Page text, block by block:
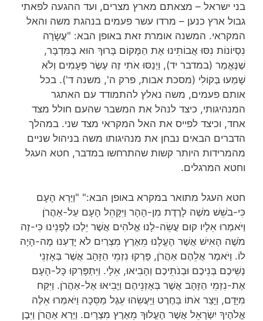
בני ישראל – מצאתם מארץ מצרים, ועד ההגעה לפאתי
גבול ארץ כנען – מרדו עשר פעמים בנהגת משה והאל
המקראי. המשנה אומרת זאת באופן הבא: "עֲשָׂרָה
נִסְיוֹנוֹת נִסּוּ אֲבוֹתֵינוּ אֶת הַמָּקוֹם בָּרוּךְ הוּא בַמִּדְבָּר,
שֶׁנֶּאֱמַר (במדבר יד), וַיְנַסּוּ אֹתִי זֶה עֶשֶׂר פְּעָמִים וְלֹא
שָׁמְעוּ בְּקוֹלִי (מסכת אבות, פרק ה', משנה ד'). בכל
אותם פעמים, משה נאלץ להתמודד עם האתגר
המנהיגותי, כיצד לנהל את המשבר שהעם חולל מצד
אחד, וכיצד לפייס את האל המקראי מצד שני. במהלך
הדברים הבאים נבחן את מנהיגותו משה בניהול שניים
מהמרידות היותר קשות שהתרחשו במדבר, חטא העגל
וחטא המרגלים.
חטא העגל מתואר במקרא באופן הבא:" "וַיַּרְא הָעָם
כִּי-בֹשֵׁשׁ מֹשֶׁה לָרֶדֶת מִן-הָהָר וַיִּקָּהֵל הָעָם עַל-אַהֲרֹן
וַיֹּאמְרוּ אֵלָיו קוּם עֲשֵׂה-לָנוּ אֱלֹהִים אֲשֶׁר יֵלְכוּ לְפָנֵינוּ כִּי-זֶה
מֹשֶׁה הָאִישׁ אֲשֶׁר הֶעֱלָנוּ מֵאֶרֶץ מִצְרַיִם לֹא יָדַעְנוּ מֶה-הָיָה
לוֹ. וַיֹּאמֶר אֲלֵהֶם אַהֲרֹן, פָּרְקוּ נִזְמֵי הַזָּהָב אֲשֶׁר בְּאָזְנֵי
נְשֵׁיכֶם בְּנֵיכֶם וּבְנֹתֵיכֶם וְהָבִיאוּ, אֵלָי. וַיִּתְפָּרְקוּ כָּל-הָעָם
אֶת-נִזְמֵי הַזָּהָב אֲשֶׁר בְּאָזְנֵיהֶם וַיָּבִיאוּ אֶל-אַהֲרֹן. וַיִּקַּח
מִיָּדָם, וַיָּצַר אֹתוֹ בַּחֶרֶט וַיַּעֲשֵׂהוּ עֵגֶל מַסֵּכָה וַיֹּאמְרוּ אֵלֶּה
אֱלֹהֶיךָ יִשְׂרָאֵל אֲשֶׁר הֶעֱלוּךָ מֵאֶרֶץ מִצְרָיִם. וַיַּרְא אַהֲרֹן וַיִּבֶן